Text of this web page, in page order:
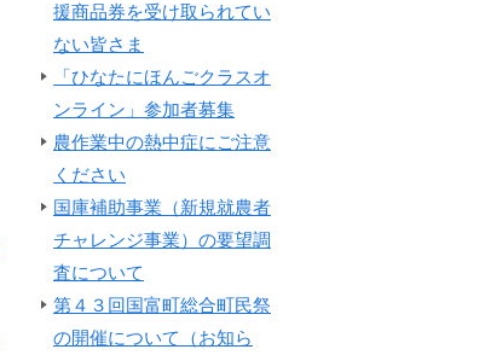
援商品券を受け取られてい
ない皆さま
「ひなたにほんごクラスオ
ンライン」参加者募集
農作業中の熱中症にご注意
ください
国庫補助事業（新規就農者
チャレンジ事業）の要望調
査について
第４３回国富町総合町民祭
の開催について（お知ら